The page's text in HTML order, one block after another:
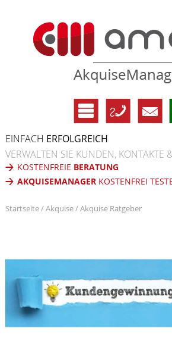
EINFACH ERFOLGREICH
VERWALTEN SIE KUNDEN, KONTAKTE
KOSTENFREIE BERATUNG
AKQUISEMANAGERKOSTENFREI
Startseite Akquise Akquise Ratgeber